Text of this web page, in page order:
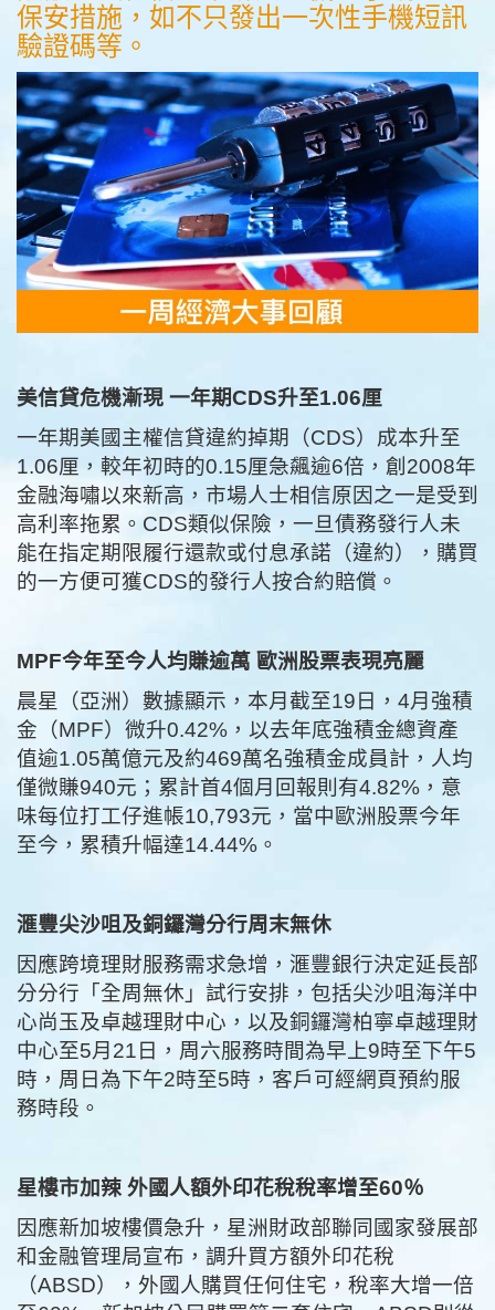
保安措施，如不只發出一次性手機短訊
驗證碼等。
美信貸危機漸現 一年期CDS升至1.06厘
一年期美國主權信貸違約掉期（CDS）成本升至
1.06厘，較年初時的0.15厘急飆逾6倍，創2008年
金融海嘯以來新高，市場人士相信原因之一是受到
高利率拖累。CDS類似保險，一旦債務發行人未
能在指定期限履行還款或付息承諾（違約），購買
的一方便可獲CDS的發行人按合約賠償。
MPF今年至今人均賺逾萬 歐洲股票表現亮麗
晨星（亞洲）數據顯示，本月截至19日，4月強積
金（MPF）微升0.42%，以去年底強積金總資產
值逾1.05萬億元及約469萬名強積金成員計，人均
僅微賺940元；累計首4個月回報則有4.82%，意
味每位打工仔進帳10,793元，當中歐洲股票今年
至今，累積升幅達14.44%。
滙豐尖沙咀及銅鑼灣分行周末無休
因應跨境理財服務需求急增，滙豐銀行決定延長部
分分行「全周無休」試行安排，包括尖沙咀海洋中
心尚玉及卓越理財中心，以及銅鑼灣柏寧卓越理財
中心至5月21日，周六服務時間為早上9時至下午5
時，周日為下午2時至5時，客戶可經網頁預約服
務時段。
星樓市加辣 外國人額外印花稅稅率增至60％
因應新加坡樓價急升，星洲財政部聯同國家發展部
和金融管理局宣布，調升買方額外印花稅
（ABSD），外國人購買任何住宅，稅率大增一倍